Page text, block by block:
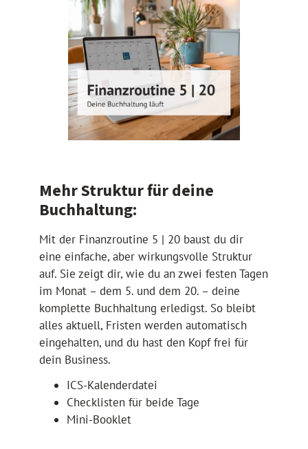
Mehr Struktur für deine
Buchhaltung:
Mit der Finanzroutine 5 | 20 baust du dir
eine einfache, aber wirkungsvolle Struktur
auf. Sie zeigt dir, wie du an zwei festen Tagen
im Monat – dem 5. und dem 20. – deine
komplette Buchhaltung erledigst. So bleibt
alles aktuell, Fristen werden automatisch
eingehalten, und du hast den Kopf frei für
dein Business.
ICS-Kalenderdatei
Checklisten für beide Tage
Mini-Booklet